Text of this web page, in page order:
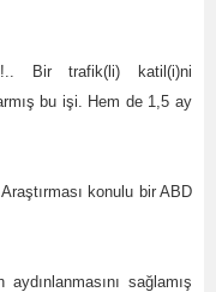
Bir trafik(li) katil(i)ni
bu işi. Hem de 1,5 ay
konulu bir ABD
sağlamış